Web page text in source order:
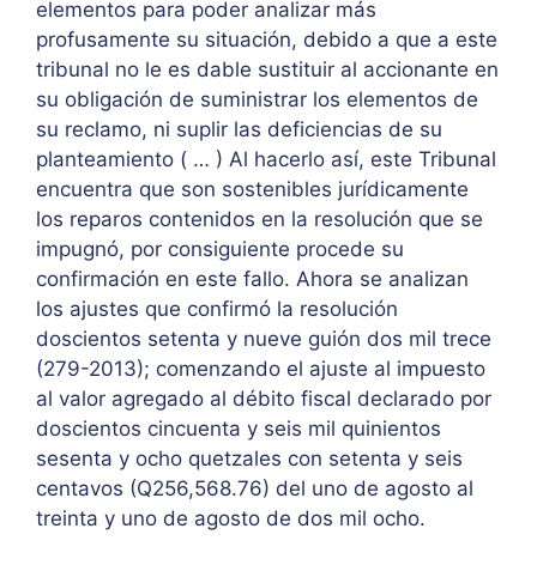
elementos para poder analizar más
profusamente su situación, debido a que a este
tribunal no le es dable sustituir al accionante en
su obligación de suministrar los elementos de
su reclamo, ni suplir las deficiencias de su
planteamiento ( … ) Al hacerlo así, este Tribunal
encuentra que son sostenibles jurídicamente
los reparos contenidos en la resolución que se
impugnó, por consiguiente procede su
confirmación en este fallo. Ahora se analizan
los ajustes que confirmó la resolución
doscientos setenta y nueve guión dos mil trece
(279-2013); comenzando el ajuste al impuesto
al valor agregado al débito fiscal declarado por
doscientos cincuenta y seis mil quinientos
sesenta y ocho quetzales con setenta y seis
centavos (Q256,568.76) del uno de agosto al
treinta y uno de agosto de dos mil ocho.